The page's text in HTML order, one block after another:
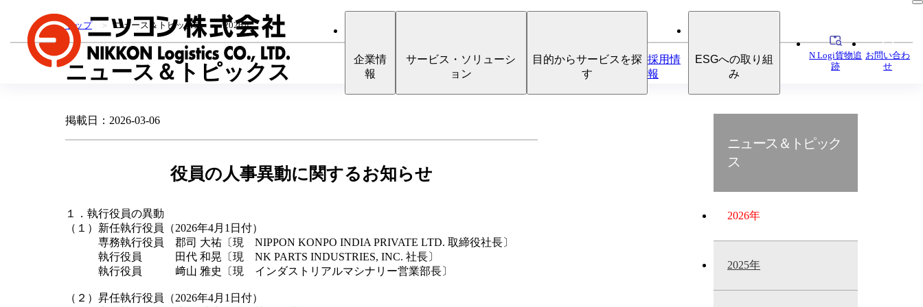
企業情
報
サービス・ソリューシ
ョン
目的からサービスを探
す
採用情
報
ESGへの取り組
み
N Logi貨物追
跡
お問い合わ
せ
トップ ＞ ニュース＆トピックス＞2026年
ニュース＆トピックス
ニュース＆トピック
ス
2026年
2025年
掲載日：2026-03-06
役員の人事異動に関するお知らせ
１．執行役員の異動
（１）新任執行役員（2026年4月1日付）
専務執行役員 郡司 大祐〔現 NIPPON KONPO INDIA PRIVATE LTD. 取締役社長〕
執行役員 田代 和晃〔現 NK PARTS INDUSTRIES, INC. 社長〕
執行役員 﨑山 雅史〔現 インダストリアルマシナリー営業部長〕
（２）昇任執行役員（2026年4月1日付）